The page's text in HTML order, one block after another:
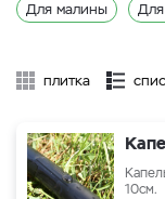
Для малины
плитка
10см.